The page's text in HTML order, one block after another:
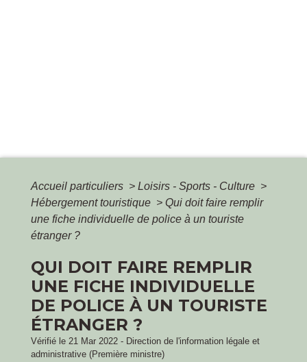
Accueil particuliers > Loisirs - Sports - Culture >
Hébergement touristique > Qui doit faire remplir
une fiche individuelle de police à un touriste
étranger ?
QUI DOIT FAIRE REMPLIR
UNE FICHE INDIVIDUELLE
DE POLICE À UN TOURISTE
ÉTRANGER ?
Vérifié le 21 Mar 2022 - Direction de l'information légale et
administrative (Première ministre)